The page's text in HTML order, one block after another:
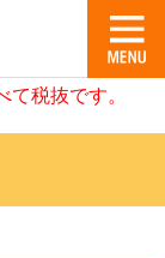
税抜です。